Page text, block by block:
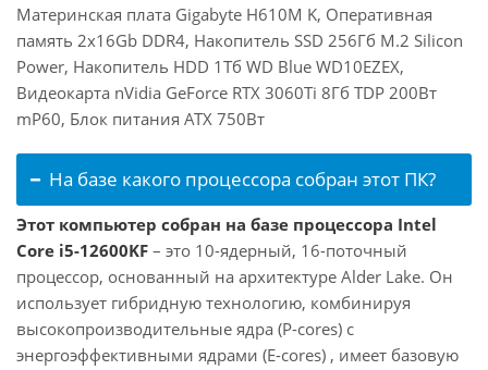
Материнская плата Gigabyte H610M K, Оперативная
память 2x16Gb DDR4, Накопитель SSD 256Гб M.2 Silicon
Power, Накопитель HDD 1Тб WD Blue WD10EZEX,
Видеокарта nVidia GeForce RTX 3060Ti 8Гб TDP 200Вт
mP60, Блок питания ATX 750Вт
На базе какого процессора собран этот ПК?
Этот компьютер собран на базе процессора Intel
Core i5-12600KF – это 10-ядерный, 16-поточный
процессор, основанный на архитектуре Alder Lake. Он
использует гибридную технологию, комбинируя
высокопроизводительные ядра (P-cores) с
энергоэффективными ядрами (E-cores) , имеет базовую